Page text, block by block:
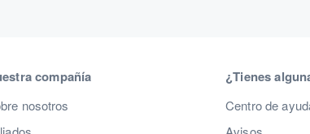
compañía
nosotros
¿Tienes
Centro de